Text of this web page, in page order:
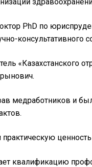
PhD по
консультативного
«Казахстанского
медработников и
квалификацию